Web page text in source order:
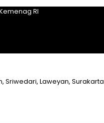
RI
Sriwedari, Laweyan, Surakarta